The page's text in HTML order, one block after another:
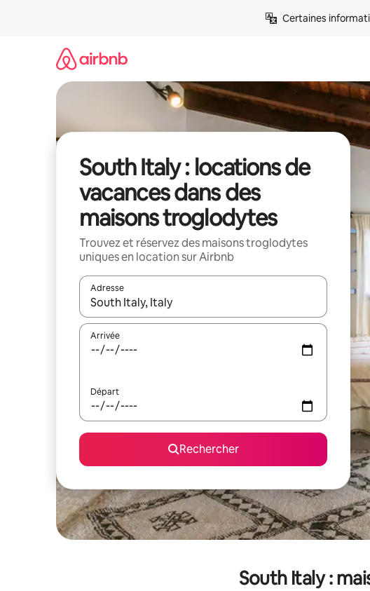
Certaines
South Italy : locations de
vacances dans des
maisons troglodytes
Trouvez et réservez des maisons troglodytes
uniques en location sur Airbnb
Adresse
Lorsque les résultats s'affichent, utilisez les flèches vers le
Arrivée
Départ
Rechercher
South Italy :